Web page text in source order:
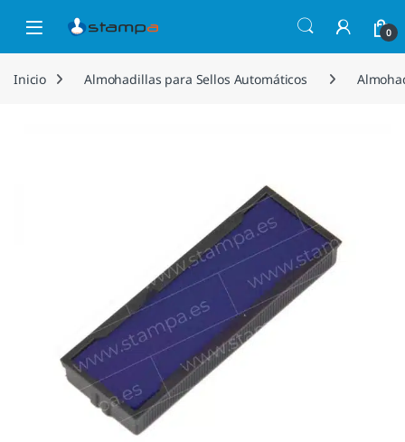
Open 0
Inicio Almohadillas para Sellos Automáticos